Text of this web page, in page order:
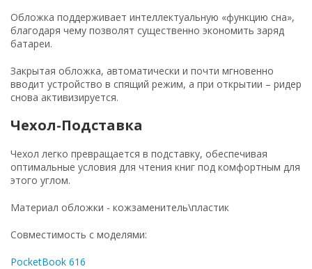
Обложка поддерживает интеллектуальную «функцию сна»,
благодаря чему позволят существенно экономить заряд
батареи.
Закрытая обложка, автоматически и почти мгновенно
вводит устройство в спящий режим, а при открытии – ридер
снова активизируется.
Чехол-Подставка
Чехол легко превращается в подставку, обеспечивая
оптимальные условия для чтения книг под комфортным для
этого углом.
Материал обложки - кожзаменитель\пластик
Совместимость с моделями:
PocketBook 616